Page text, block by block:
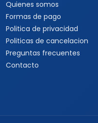
Quienes somos
Formas de pago
Politica de privacidad
Politicas de cancelacion
Preguntas frecuentes
Contacto